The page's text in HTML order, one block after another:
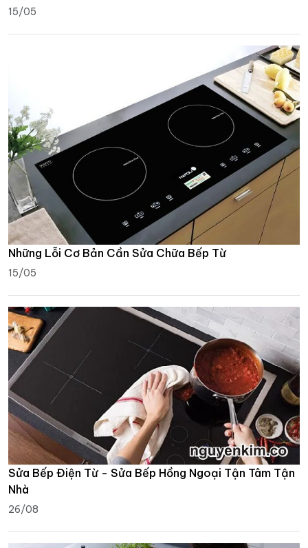
15/05
Những Lỗi Cơ Bản Cần Sửa Chữa Bếp Từ
15/05
Sửa Bếp Điện Từ - Sửa Bếp Hồng Ngoại Tận Tâm Tận
Nhà
26/08